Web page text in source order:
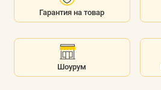
Гарантия на товар
Шоурум